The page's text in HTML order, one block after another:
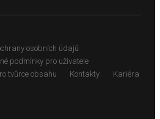
osobních údajů
podmínky pro uživatele
tvůrce obsahu
Kontakty Kariéra